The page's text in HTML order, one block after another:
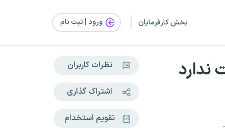
بخش کارفرمایان ورود | ثبت‌ نام
ندارد نظرات کاربران
اشتراک گذاری
تقویم استخدام